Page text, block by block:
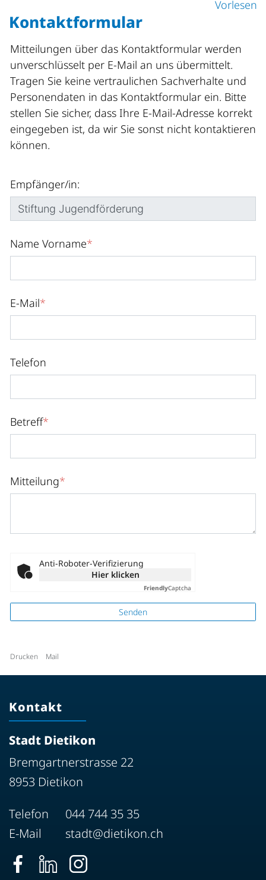
Vorlesen
Kontaktformular
Mitteilungen über das Kontaktformular werden
unverschlüsselt per E-Mail an uns übermittelt.
Tragen Sie keine vertraulichen Sachverhalte und
Personendaten in das Kontaktformular ein. Bitte
stellen Sie sicher, dass Ihre E-Mail-Adresse korrekt
eingegeben ist, da wir Sie sonst nicht kontaktieren
können.
Empfänger/in:
Name Vorname*
E-Mail*
Telefon
Betreff*
Mitteilung*
Anti-Roboter-Verifizierung
Hier klicken
FriendlyCaptcha
Senden
Drucken Mail
Kontakt
Stadt Dietikon
Bremgartnerstrasse 22
8953 Dietikon
Telefon
044 744 35 35
E-Mail
stadt@dietikon.ch